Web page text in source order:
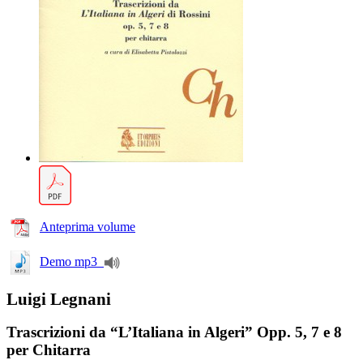
Anteprima volume
Demo mp3
Luigi Legnani
Trascrizioni da “L’Italiana in Algeri” Opp. 5, 7 e 8
per Chitarra